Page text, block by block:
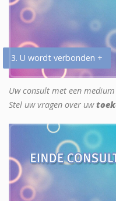
3. U wordt verbonden +
Uw consult met een
Stel uw vragen over uw